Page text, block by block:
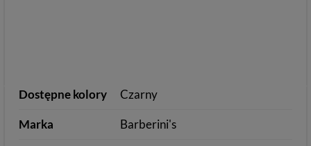
Dostępne kolory Czarny
Marka Barberini's